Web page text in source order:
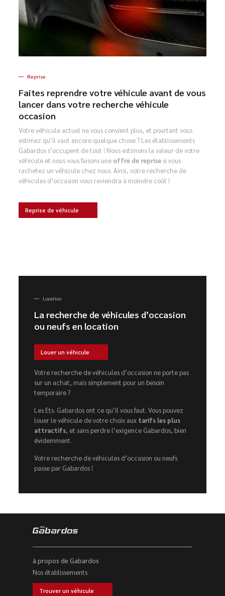
Reprise
Faites reprendre votre véhicule avant de vous
lancer dans votre recherche véhicule
occasion
Votre véhicule actuel ne vous convient plus, et pourtant vous
estimez qu’il vaut encore quelque chose ? Les établissements
Gabardos s’occupent de tout ! Nous estimons la valeur de votre
véhicule et nous vous faisons une offre de reprise si vous
rachetez un véhicule chez nous. Ainsi, votre recherche de
véhicules d’occasion vous reviendra à moindre coût !
Reprise de véhicule
Location
La recherche de véhicules d’occasion
ou neufs en location
Louer un véhicule
Votre recherche de véhicules d’occasion ne porte pas
sur un achat, mais simplement pour un besoin
temporaire ?
Les Ets. Gabardos ont ce qu’il vous faut. Vous pouvez
louer le véhicule de votre choix aux tarifs les plus
attractifs, et sans perdre l’exigence Gabardos, bien
évidemment.
Votre recherche de véhicules d’occasion ou neufs
passe par Gabardos !
à propos de Gabardos
Nos établissements
Trouver un véhicule